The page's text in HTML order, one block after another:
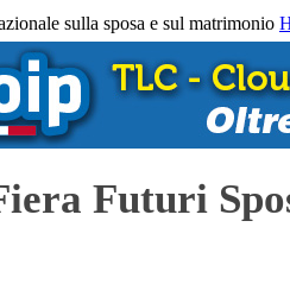
sulla sposa e sul matrimonio
Futuri